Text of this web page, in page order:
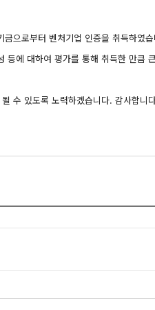
으로부터 벤처기업 인증을 취득하였
등에 대하여 평가를 통해 취득한 만큼
수 있도록 노력하겠습니다. 감사합니